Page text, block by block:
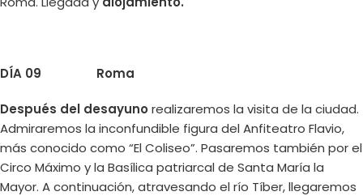
DÍA 09 Roma
Después del desayuno realizaremos la visita de la ciudad.
Admiraremos la inconfundible figura del Anfiteatro Flavio,
más conocido como “El Coliseo”. Pasaremos también por el
Circo Máximo y la Basílica patriarcal de Santa María la
Mayor. A continuación, atravesando el río Tíber, llegaremos